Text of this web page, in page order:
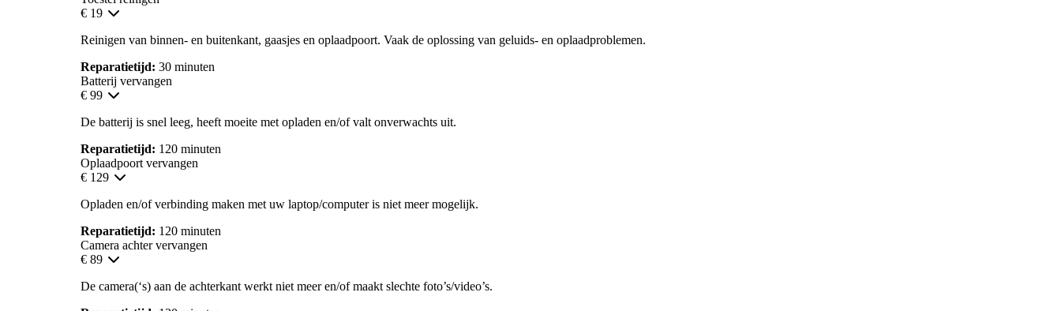
€ 19
Reinigen van binnen- en buitenkant, gaasjes en oplaadpoort. Vaak de oplossing van geluids- en oplaadproblemen.
Reparatietijd: 30 minuten
Batterij vervangen
€ 99
De batterij is snel leeg, heeft moeite met opladen en/of valt onverwachts uit.
Reparatietijd: 120 minuten
Oplaadpoort vervangen
€ 129
Opladen en/of verbinding maken met uw laptop/computer is niet meer mogelijk.
Reparatietijd: 120 minuten
Camera achter vervangen
€ 89
De camera(‘s) aan de achterkant werkt niet meer en/of maakt slechte foto’s/video’s.